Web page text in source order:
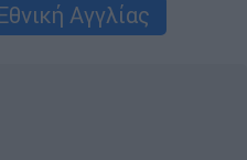
Αγγλίας